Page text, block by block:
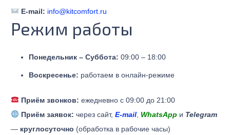
E-mail: info@kitcomfort.ru
Режим работы
Понедельник – Суббота: 09:00 – 18:00
Воскресенье: работаем в онлайн-режиме
Приём звонков: ежедневно с 09:00 до 21:00
Приём заявок: через сайт, E-mail, WhatsApp и Telegram
— круглосуточно (обработка в рабочие часы)